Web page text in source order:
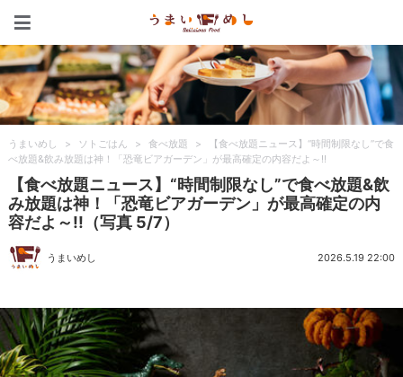
うまいめし > ソトごはん > 食べ放題 >
【食べ放題ニュース】“時間制限なし”で食
べ放題&飲み放題は神！「恐竜ビアガーデン」が最高確定の内容だよ～!!
【食べ放題ニュース】“時間制限なし”で食べ放題&飲
み放題は神！「恐竜ビアガーデン」が最高確定の内
容だよ～!!（写真 5/7）
うまいめし 2026.5.19 22:00